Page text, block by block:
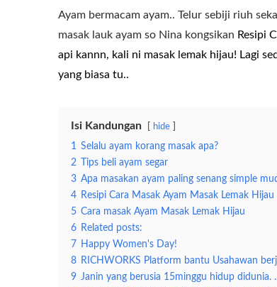
Ayam bermacam ayam.. Telur sebiji riuh
masak lauk ayam so Nina kongsikan Resipi
api kannn, kali ni masak lemak hijau! Lagi
yang biasa tu..
Isi Kandungan hide
1 Selalu ayam korang masak apa?
2
Tips beli ayam segar
3 Apa masakan ayam paling senang simple
4 Resipi Cara Masak Ayam Masak Lemak
5 Cara masak Ayam Masak Lemak Hijau
6 Related posts:
7 Happy Women's Day!
8 RICHWORKS Platform bantu Usahawan
9 Janin yang berusia 15minggu hidup didunia.